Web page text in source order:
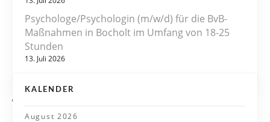
a
Psychologe/Psychologin (m/w/d) für die BvB-
Maßnahmen in Bocholt im Umfang von 18-25
Stunden
13. Juli 2026
KALENDER
August 2026